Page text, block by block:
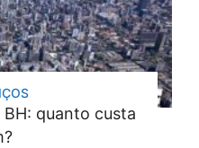
quanto custa